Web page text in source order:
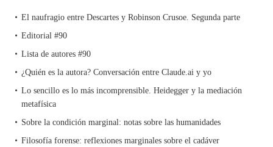
El naufragio entre Descartes y Robinson Crusoe. Segunda parte
Editorial #90
Lista de autores #90
¿Quién es la autora? Conversación entre Claude.ai y yo
Lo sencillo es lo más incomprensible. Heidegger y la mediación
metafísica
Sobre la condición marginal: notas sobre las humanidades
Filosofía forense: reflexiones marginales sobre el cadáver